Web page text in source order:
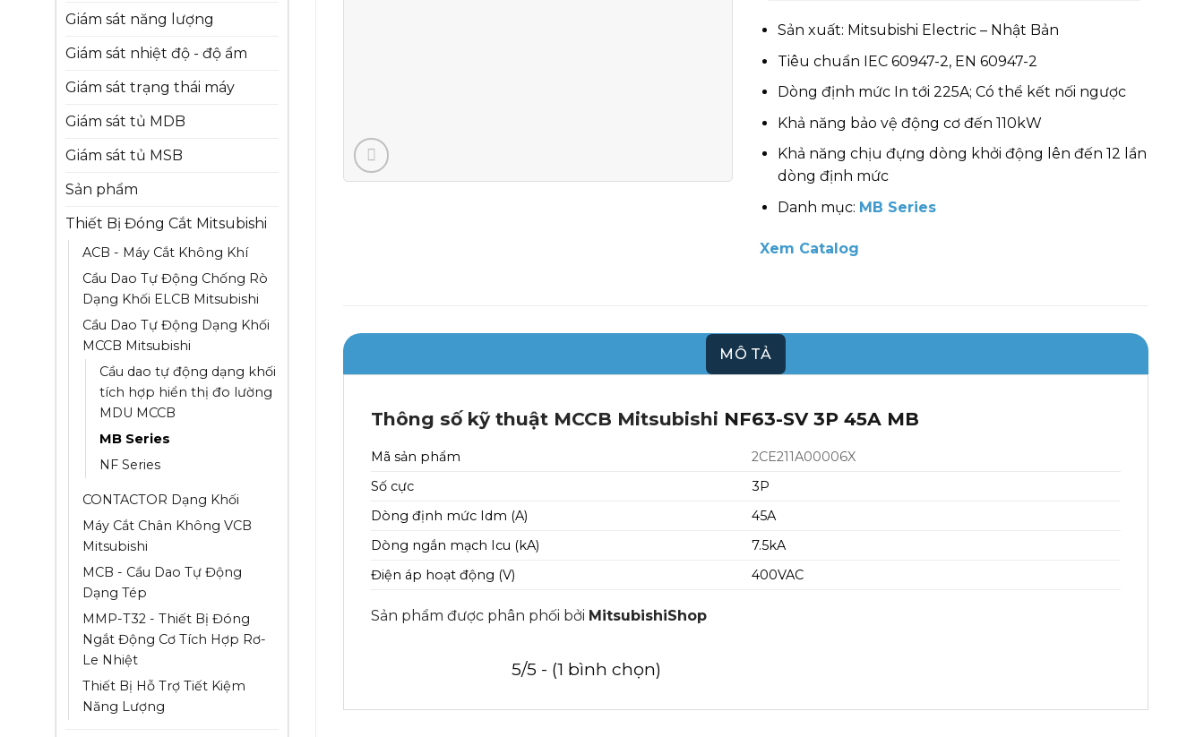
Giám sát năng lượng
Giám sát nhiệt độ - độ ẩm
Giám sát trạng thái máy
Giám sát tủ MDB
Giám sát tủ MSB
Sản phẩm
Thiết Bị Đóng Cắt Mitsubishi
ACB - Máy Cắt Không Khí
Cầu Dao Tự Động Chống Rò
Dạng Khối ELCB Mitsubishi
Cầu Dao Tự Động Dạng Khối
MCCB Mitsubishi
Cầu dao tự động dạng khối
tích hợp hiển thị đo lường
MDU MCCB
MB Series
NF Series
CONTACTOR Dạng Khối
Máy Cắt Chân Không VCB
Mitsubishi
MCB - Cầu Dao Tự Động
Dạng Tép
MMP-T32 - Thiết Bị Đóng
Ngắt Động Cơ Tích Hợp Rơ-
Le Nhiệt
Thiết Bị Hỗ Trợ Tiết Kiệm
Năng Lượng
Sản xuất: Mitsubishi Electric – Nhật Bản
Tiêu chuẩn IEC 60947-2, EN 60947-2
Dòng định mức In tới 225A; Có thể kết nối ngược
Khả năng bảo vệ động cơ đến 110kW
Khả năng chịu đựng dòng khởi động lên đến 12 lần
dòng định mức
Danh mục: MB Series
Xem Catalog
MÔ TẢ
Thông số kỹ thuật MCCB Mitsubishi NF63-SV 3P 45A MB
Mã sản phẩm
2CE211A00006X
Số cực
3P
Dòng định mức Idm (A)
45A
Dòng ngắn mạch Icu (kA)
7.5kA
Điện áp hoạt động (V)
400VAC
Sản phẩm được phân phối bởi MitsubishiShop
5/5 - (1 bình chọn)